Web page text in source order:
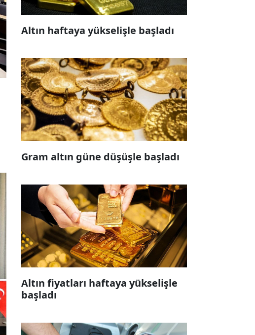
Altın haftaya yükselişle başladı
Gram altın güne düşüşle başladı
Altın fiyatları haftaya yükselişle
başladı